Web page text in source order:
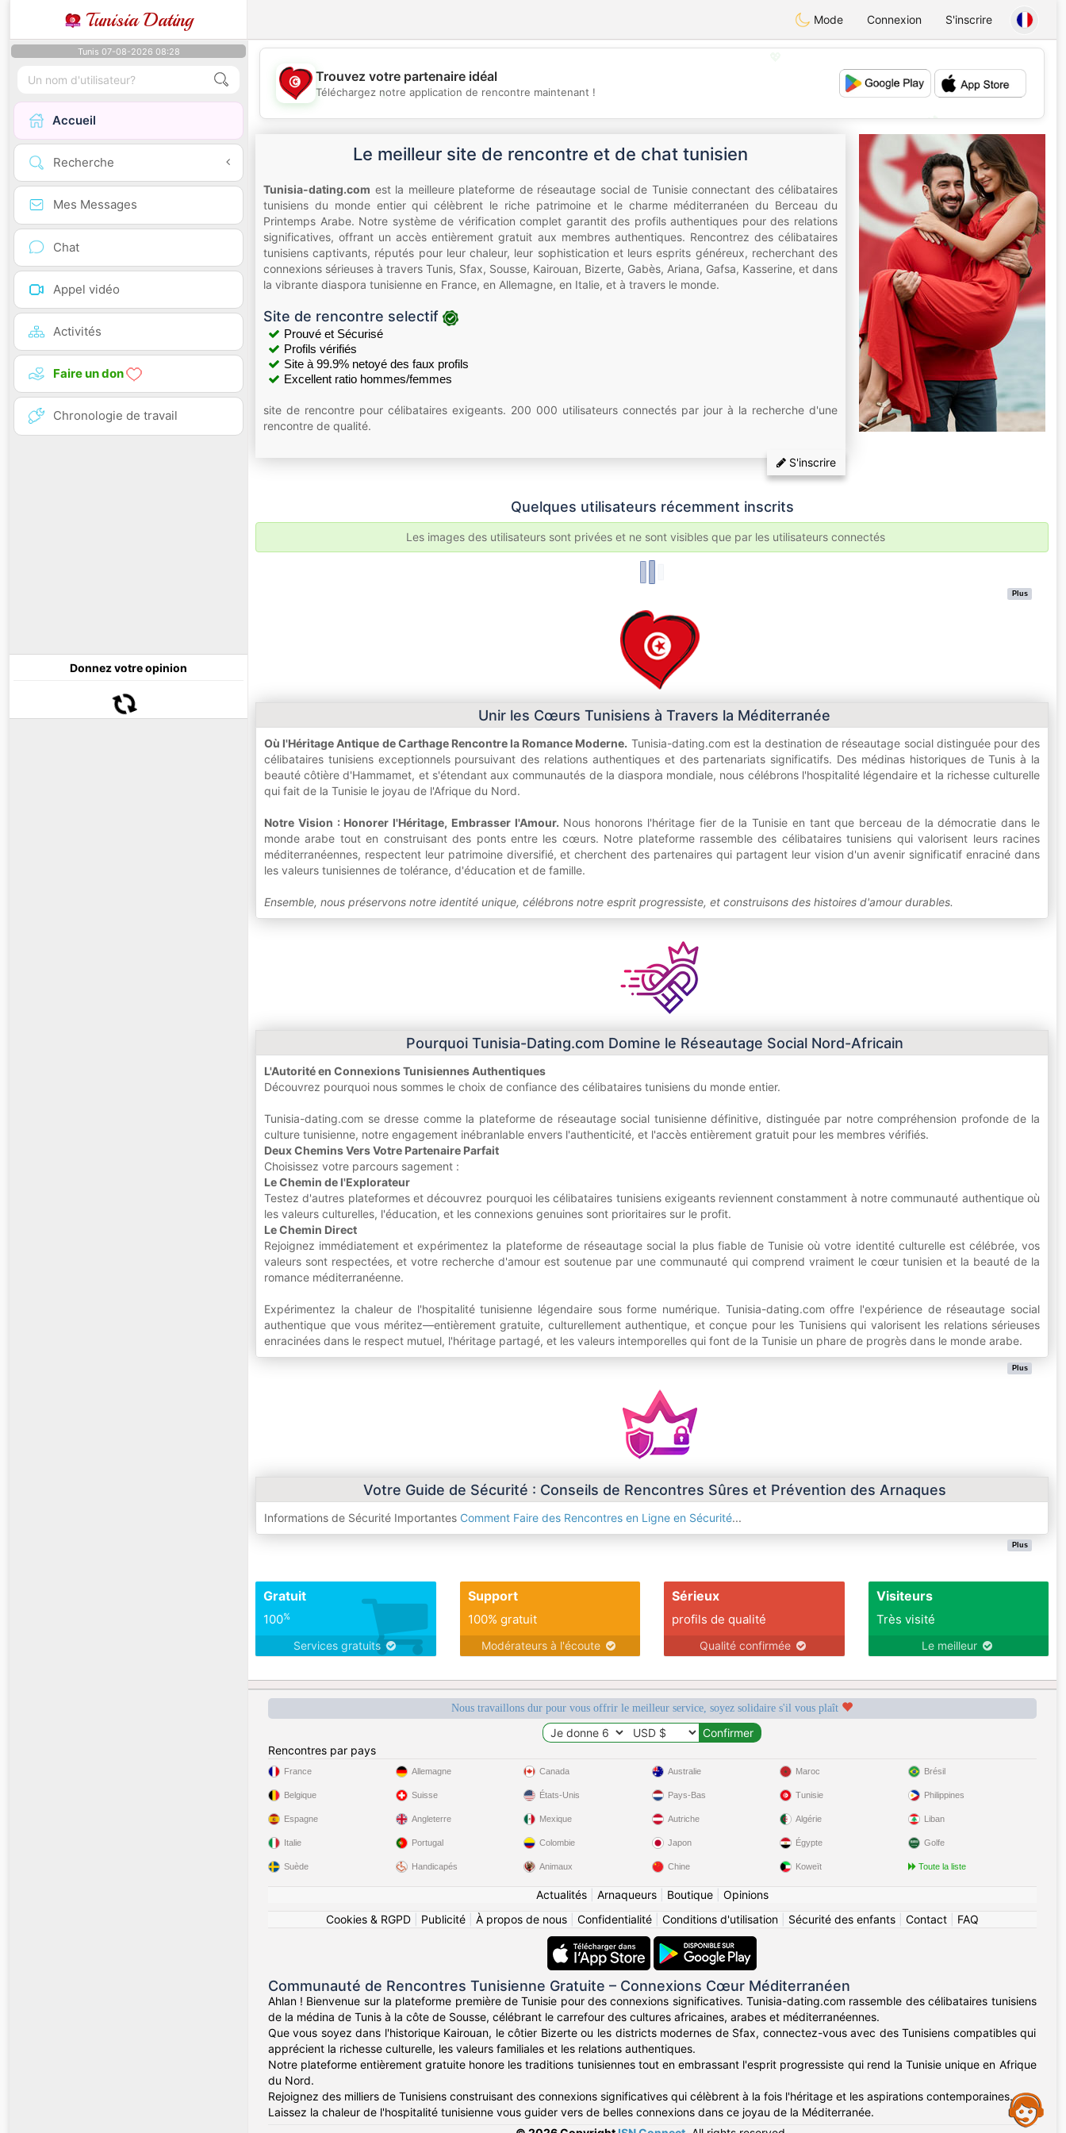
Tunisia Dating Mode Connexion S'inscrire
Tunis 07-08-2026 08:28
Accueil
Recherche
Mes Messages
Chat
Appel vidéo
Activités
Faire un don
Chronologie de travail
Donnez votre opinion
💖
Trouvez votre partenaire idéal
Téléchargez notre application de rencontre maintenant !
Le meilleur site de rencontre et de chat tunisien
Tunisia-dating.com est la meilleure plateforme de réseautage social de Tunisie connectant des célibataires
tunisiens du monde entier qui célèbrent le riche patrimoine et le charme méditerranéen du Berceau du
Printemps Arabe. Notre système de vérification complet garantit des profils authentiques pour des relations
significatives, offrant un accès entièrement gratuit aux membres authentiques. Rencontrez des célibataires
tunisiens captivants, réputés pour leur chaleur, leur sophistication et leurs esprits généreux, recherchant des
connexions sérieuses à travers Tunis, Sfax, Sousse, Kairouan, Bizerte, Gabès, Ariana, Gafsa, Kasserine, et dans
la vibrante diaspora tunisienne en France, en Allemagne, en Italie, et à travers le monde.
Site de rencontre selectif
Prouvé et Sécurisé
Profils vérifiés
Site à 99.9% netoyé des faux profils
Excellent ratio hommes/femmes
site de rencontre pour célibataires exigeants. 200 000 utilisateurs connectés par jour à la recherche d'une
rencontre de qualité.
S'inscrire
Quelques utilisateurs récemment inscrits
Les images des utilisateurs sont privées et ne sont visibles que par les utilisateurs connectés
Plus
Unir les Cœurs Tunisiens à Travers la Méditerranée
Où l'Héritage Antique de Carthage Rencontre la Romance Moderne. Tunisia-dating.com est la destination de réseautage social distinguée pour des
célibataires tunisiens exceptionnels poursuivant des relations authentiques et des partenariats significatifs. Des médinas historiques de Tunis à la
beauté côtière d'Hammamet, et s'étendant aux communautés de la diaspora mondiale, nous célébrons l'hospitalité légendaire et la richesse culturelle
qui fait de la Tunisie le joyau de l'Afrique du Nord.
Notre Vision : Honorer l'Héritage, Embrasser l'Amour. Nous honorons l'héritage fier de la Tunisie en tant que berceau de la démocratie dans le
monde arabe tout en construisant des ponts entre les cœurs. Notre plateforme rassemble des célibataires tunisiens qui valorisent leurs racines
méditerranéennes, respectent leur patrimoine diversifié, et cherchent des partenaires qui partagent leur vision d'un avenir significatif enraciné dans
les valeurs tunisiennes de tolérance, d'éducation et de famille.
Ensemble, nous préservons notre identité unique, célébrons notre esprit progressiste, et construisons des histoires d'amour durables.
Pourquoi Tunisia-Dating.com Domine le Réseautage Social Nord-Africain
L'Autorité en Connexions Tunisiennes Authentiques
Découvrez pourquoi nous sommes le choix de confiance des célibataires tunisiens du monde entier.
Tunisia-dating.com se dresse comme la plateforme de réseautage social tunisienne définitive, distinguée par notre compréhension profonde de la
culture tunisienne, notre engagement inébranlable envers l'authenticité, et l'accès entièrement gratuit pour les membres vérifiés.
Deux Chemins Vers Votre Partenaire Parfait
Choisissez votre parcours sagement :
Le Chemin de l'Explorateur
Testez d'autres plateformes et découvrez pourquoi les célibataires tunisiens exigeants reviennent constamment à notre communauté authentique où
les valeurs culturelles, l'éducation, et les connexions genuines sont prioritaires sur le profit.
Le Chemin Direct
Rejoignez immédiatement et expérimentez la plateforme de réseautage social la plus fiable de Tunisie où votre identité culturelle est célébrée, vos
valeurs sont respectées, et votre recherche d'amour est soutenue par une communauté qui comprend vraiment le cœur tunisien et la beauté de la
romance méditerranéenne.
Expérimentez la chaleur de l'hospitalité tunisienne légendaire sous forme numérique. Tunisia-dating.com offre l'expérience de réseautage social
authentique que vous méritez—entièrement gratuite, culturellement authentique, et conçue pour les Tunisiens qui valorisent les relations sérieuses
enracinées dans le respect mutuel, l'héritage partagé, et les valeurs intemporelles qui font de la Tunisie un phare de progrès dans le monde arabe.
Plus
Votre Guide de Sécurité : Conseils de Rencontres Sûres et Prévention des Arnaques
Informations de Sécurité Importantes Comment Faire des Rencontres en Ligne en Sécurité...
Plus
Gratuit
100%
Services gratuits
Support
100% gratuit
Modérateurs à l'écoute
Sérieux
profils de qualité
Qualité confirmée
Visiteurs
Très visité
Le meilleur
Nous travaillons dur pour vous offrir le meilleur service, soyez solidaire s'il vous plaît
Rencontres par pays
France
Belgique
Espagne
Italie
Suède
Allemagne
Suisse
Angleterre
Portugal
Handicapés
Canada
États-Unis
Mexique
Colombie
Animaux
Australie
Pays-Bas
Autriche
Japon
Chine
Maroc
Tunisie
Algérie
Égypte
Koweït
Brésil
Philippines
Liban
Golfe
Toute la liste
Actualités| Arnaqueurs| Boutique| Opinions
Cookies & RGPD| Publicité| À propos de nous| Confidentialité| Conditions d'utilisation| Sécurité des enfants| Contact| FAQ
Communauté de Rencontres Tunisienne Gratuite – Connexions Cœur Méditerranéen
Ahlan ! Bienvenue sur la plateforme première de Tunisie pour des connexions significatives. Tunisia-dating.com rassemble des célibataires tunisiens
de la médina de Tunis à la côte de Sousse, célébrant le carrefour des cultures africaines, arabes et méditerranéennes.
Que vous soyez dans l'historique Kairouan, le côtier Bizerte ou les districts modernes de Sfax, connectez-vous avec des Tunisiens compatibles qui
apprécient la richesse culturelle, les valeurs familiales et les relations authentiques.
Notre plateforme entièrement gratuite honore les traditions tunisiennes tout en embrassant l'esprit progressiste qui rend la Tunisie unique en Afrique
du Nord.
Rejoignez des milliers de Tunisiens construisant des connexions significatives qui célèbrent à la fois l'héritage et les aspirations contemporaines.
Laissez la chaleur de l'hospitalité tunisienne vous guider vers de belles connexions dans ce joyau de la Méditerranée.
Assistance